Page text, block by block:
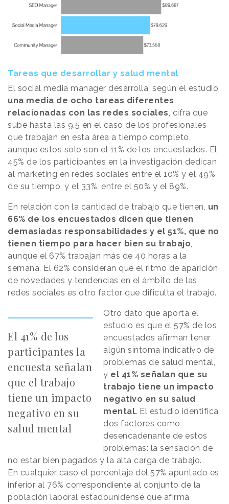
Tareas que desarrollar y salud mental
El social media manager desarrolla, según el estudio,
una media de ocho tareas diferentes
relacionadas con las redes sociales, cifra que
sube hasta las 9,5 en el caso de los profesionales
que trabajan en esta área a tiempo completo,
aunque estos solo son el 11% de los encuestados. El
45% de los participantes en la investigación dedican
al marketing en redes sociales entre el 10% y el 49%
de su tiempo, y el 33%, entre el 50% y el 89%.
En relación con la cantidad de trabajo que tienen, un
66% de los encuestados dicen que tienen
demasiadas responsabilidades y el 51%, que no
tienen tiempo para hacer bien su trabajo,
aunque el 67% trabajan más de 40 horas a la
semana. El 62% consideran que el ritmo de aparición
de novedades y tendencias en el ámbito de las
redes sociales es otro factor que dificulta el trabajo.
El 41% de los
participantes la
encuesta señalan
que el trabajo
tiene un impacto
negativo en su
salud mental
Otro dato que aporta el
estudio es que el 57% de los
encuestados afirman tener
algún síntoma indicativo de
problemas de salud mental,
y el 41% señalan que su
trabajo tiene un impacto
negativo en su salud
mental. El estudio identifica
dos factores como
desencadenante de estos
problemas: la sensación de
no estar bien pagados y la alta carga de trabajo.
En cualquier caso el porcentaje del 57% apuntado es
inferior al 76% correspondiente al conjunto de la
población laboral estadounidense que afirma